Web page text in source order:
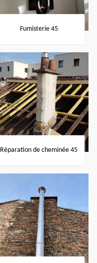
Fumisterie 45
Réparation de cheminée 45